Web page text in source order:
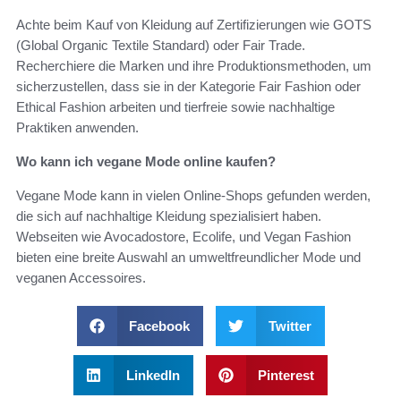
Achte beim Kauf von Kleidung auf Zertifizierungen wie GOTS
(Global Organic Textile Standard) oder Fair Trade.
Recherchiere die Marken und ihre Produktionsmethoden, um
sicherzustellen, dass sie in der Kategorie Fair Fashion oder
Ethical Fashion arbeiten und tierfreie sowie nachhaltige
Praktiken anwenden.
Wo kann ich vegane Mode online kaufen?
Vegane Mode kann in vielen Online-Shops gefunden werden,
die sich auf nachhaltige Kleidung spezialisiert haben.
Webseiten wie Avocadostore, Ecolife, und Vegan Fashion
bieten eine breite Auswahl an umweltfreundlicher Mode und
veganen Accessoires.
Facebook Twitter
LinkedIn Pinterest